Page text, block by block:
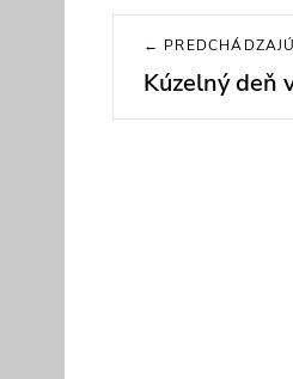
článku
←
Previous
post:
Kúzelný deň